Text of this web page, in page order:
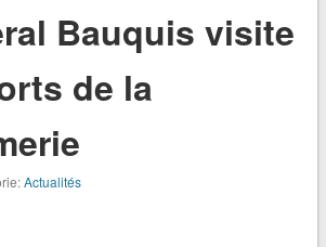
Bauquis visite
de la
Actualités